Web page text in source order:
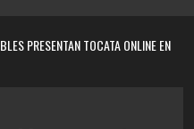
PRESENTAN TOCATA ONLINE EN